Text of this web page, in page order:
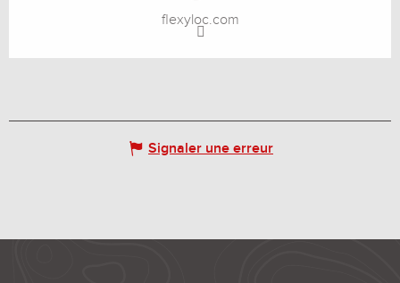
flexyloc.com
Signaler une erreur